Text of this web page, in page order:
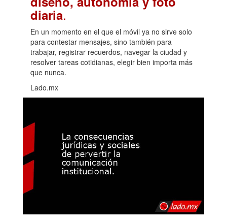
diaria.
En un momento en el que el móvil ya no sirve solo
para contestar mensajes, sino también para
trabajar, registrar recuerdos, navegar la ciudad y
resolver tareas cotidianas, elegir bien importa más
que nunca.
Lado.mx